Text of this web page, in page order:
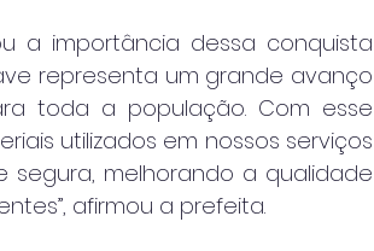
a importância dessa conquista
representa um grande avanço
toda a população. Com esse
utilizados em nossos serviços
melhorando a qualidade
afirmou a prefeita.